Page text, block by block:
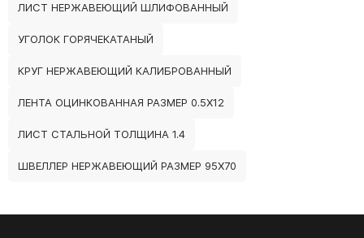
ЛИСТ НЕРЖАВЕЮЩИЙ ШЛИФОВАННЫЙ
УГОЛОК ГОРЯЧЕКАТАНЫЙ
КРУГ НЕРЖАВЕЮЩИЙ КАЛИБРОВАННЫЙ
ЛЕНТА ОЦИНКОВАННАЯ РАЗМЕР 0.5Х12
ЛИСТ СТАЛЬНОЙ ТОЛЩИНА 1.4
ШВЕЛЛЕР НЕРЖАВЕЮЩИЙ РАЗМЕР 95Х70